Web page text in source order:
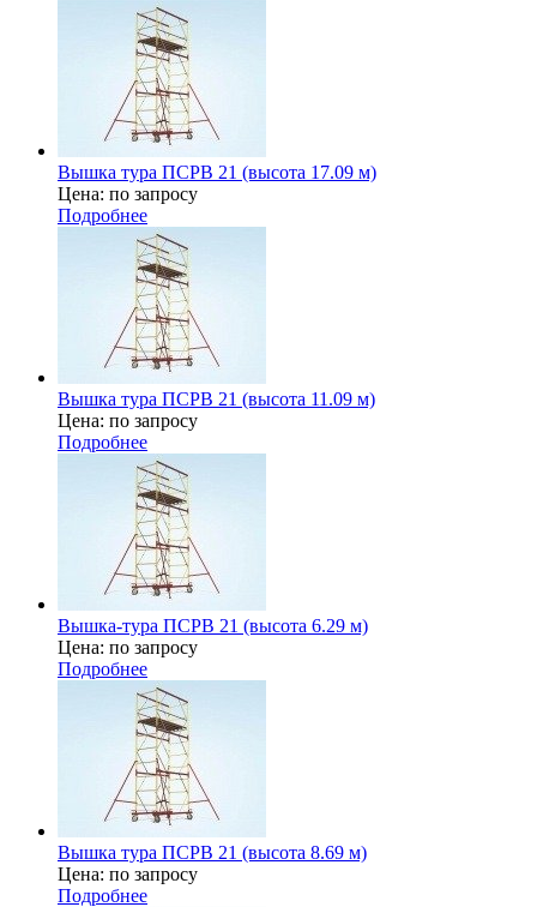
Вышка тура ПСРВ 21 (высота 17.09 м)
Цена: по запросу
Подробнее
Вышка тура ПСРВ 21 (высота 11.09 м)
Цена: по запросу
Подробнее
Вышка-тура ПСРВ 21 (высота 6.29 м)
Цена: по запросу
Подробнее
Вышка тура ПСРВ 21 (высота 8.69 м)
Цена: по запросу
Подробнее